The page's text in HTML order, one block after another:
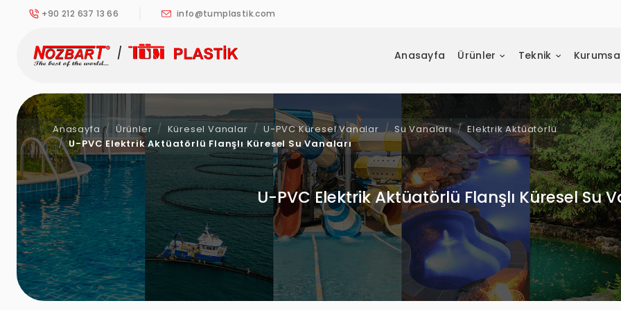
+90 212 637 13 66 info@tumplastik.com
Anasayfa Ürünler Teknik
U-PVC Elektrik Aktüatörlü Flanşlı Küresel Su
Anasayfa Ürünler Küresel Vanalar U-PVC Küresel Vanalar Su Vanaları
Elektrik Aktüatörlü
U-PVC Elektrik Aktüatörlü Flanşlı Küresel Su Vanaları